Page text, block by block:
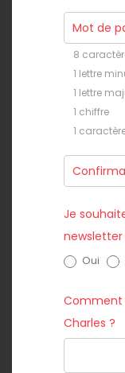
8
1 lettre
1 lettre
1 chiffre
1
Je
newsletter
Oui
Comment
Charles ?